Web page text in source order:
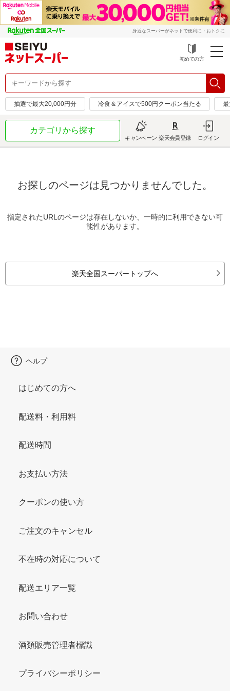
身近なスーパーがネットで便利に・おトクに
初めての方
抽選で最大20,000円分 冷食＆アイスで500円クーポン当たる
カテゴリから探す
キャンペーン 楽天会員登録 ログイン
お探しのページは見つかりませんでした。
指定されたURLのページは存在しないか、一時的に利用できない可
能性があります。
楽天全国スーパートップへ
ヘルプ
はじめての方へ
配送料・利用料
配送時間
お支払い方法
クーポンの使い方
ご注文のキャンセル
不在時の対応について
配送エリア一覧
お問い合わせ
酒類販売管理者標識
プライバシーポリシー